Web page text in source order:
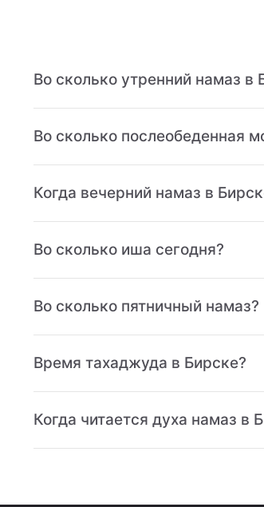
Во сколько утренний намаз в
Во сколько послеобеденная
Когда вечерний намаз в
Во сколько иша сегодня?
Во сколько пятничный намаз?
Время тахаджуда в Бирске?
Когда читается духа намаз в